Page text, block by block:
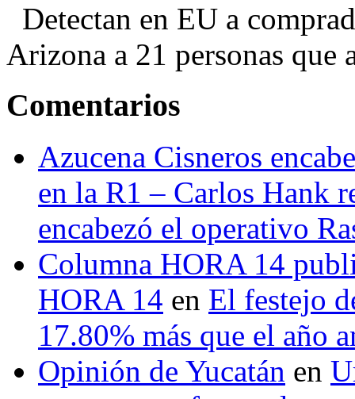
Detectan en EU a
Arizona a 21 personas que
Comentarios
Azucena Cisneros
en la R1 – Carlos Hank
encabezó el operativo
Columna HORA 14
HORA 14 en El festejo
17.80% más que el año
Opinión de Yucatán en